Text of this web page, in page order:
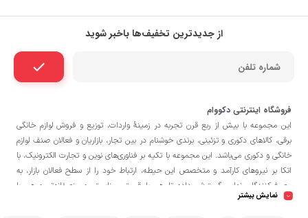
از جدیدترین تخفیف‌ها باخبر شوید
فروشگاه اینترنتی دکووام
این مجموعه با بيش از ربع قرن تجربه در زمينۀ واردات، توزيع و فروش لوازم خانگی
برقی، کالاهای دکوری و تزئینی، برندی خوشنام در بين تجار، بازاريان و فعالان صنف لوازم
خانگی و دکوری می‌باشد. این مجموعه با تكيه بر فناوری‌های نوين و تجارت الكترونيک، با
اتکا بر نيروهای كارآمد و متخصص اين حيطه، ارتباط خود را از سطح فعالان بازار، به
مصرف‌كنندگان نهايی گسترش داده تا هم با قيمتی مناسبتر و منصفانه‌تر و هم با
خدماتی گسترده‌تر و كيفی‌تر در خدمت هموطنان عزیز در اقصی نقاط ميهنمان باشد.
نمایش بیشتر